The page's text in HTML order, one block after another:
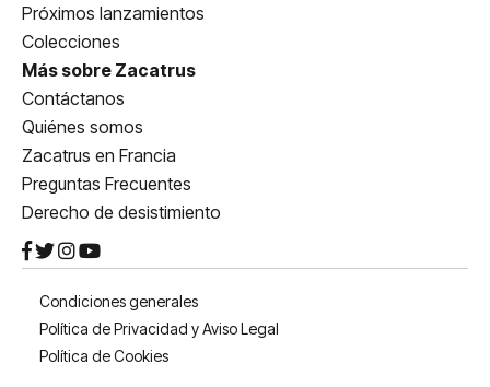
Próximos lanzamientos
Colecciones
Más sobre Zacatrus
Contáctanos
Quiénes somos
Zacatrus en Francia
Preguntas Frecuentes
Derecho de desistimiento
Condiciones generales
Política de Privacidad y Aviso Legal
Política de Cookies